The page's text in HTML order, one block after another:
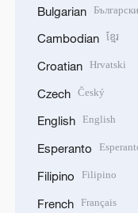
Bulgarian Български
Cambodian ខ្មែរ
Croatian Hrvatski
Czech Český
English English
Esperanto
Filipino Filipino
French Français